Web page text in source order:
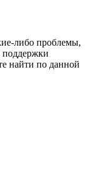
либо проблемы,
поддержки
найти по данной